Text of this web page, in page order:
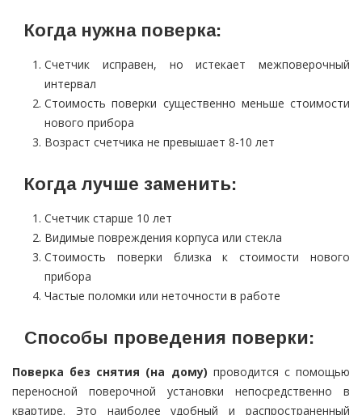
Когда нужна поверка:
Счетчик исправен, но истекает межповерочный
интервал
Стоимость поверки существенно меньше стоимости
нового прибора
Возраст счетчика не превышает 8-10 лет
Когда лучше заменить:
Счетчик старше 10 лет
Видимые повреждения корпуса или стекла
Стоимость поверки близка к стоимости нового
прибора
Частые поломки или неточности в работе
Способы проведения поверки:
Поверка без снятия (на дому) проводится с помощью
переносной поверочной установки непосредственно в
квартире. Это наиболее удобный и распространенный